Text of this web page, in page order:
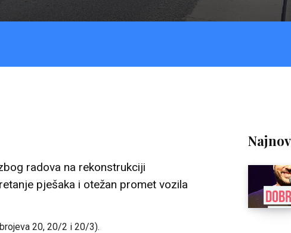
radova na rekonstrukciji
pješaka i otežan promet vozila
20, 20/2 i 20/3).